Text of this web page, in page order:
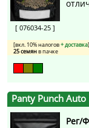
[ 076034-25 ]
[вкл. 10% налогов+ доставка]
25 семянв пачке
Panty Punch
Рег/